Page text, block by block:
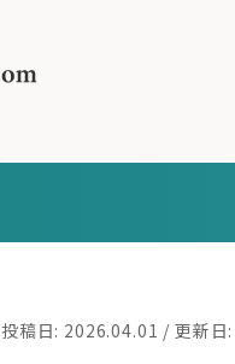
投稿日: 2026.04.01 / 更新日